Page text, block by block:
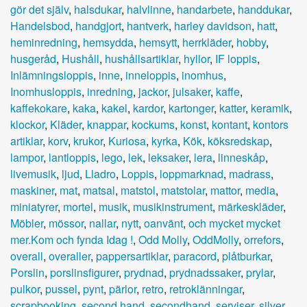
gör det själv, halsdukar, halvlinne, handarbete, handdukar,
Handelsbod, handgjort, hantverk, harley davidson, hatt,
heminredning, hemsydda, hemsytt, herrkläder, hobby,
husgeråd, Hushåll, hushållsartiklar, hyllor, IF loppis,
Inlämningsloppis, inne, inneloppis, inomhus,
Inomhusloppis, inredning, jackor, julsaker, kaffe,
kaffekokare, kaka, kakel, kardor, kartonger, katter, keramik,
klockor, Kläder, knappar, kockums, konst, kontant, kontors
artiklar, korv, krukor, Kuriosa, kyrka, Kök, köksredskap,
lampor, lantloppis, lego, lek, leksaker, lera, linneskåp,
livemusik, ljud, Lladro, Loppis, loppmarknad, madrass,
maskiner, mat, matsal, matstol, matstolar, mattor, media,
miniatyrer, mortel, musik, musikinstrument, märkeskläder,
Möbler, mössor, nallar, nytt, oanvänt, och mycket mycket
mer.Kom och fynda Idag !, Odd Molly, OddMolly, orrefors,
overall, overaller, pappersartiklar, paracord, plåtburkar,
Porslin, porslinsfigurer, prydnad, prydnadssaker, prylar,
pulkor, pussel, pynt, pärlor, retro, retroklänningar,